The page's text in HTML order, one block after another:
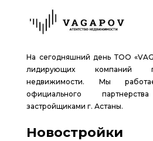
На сегодняшний день ТОО
лидирующих компаний
недвижимости. Мы
официального
застройщиками г. Астаны.
Новостройки